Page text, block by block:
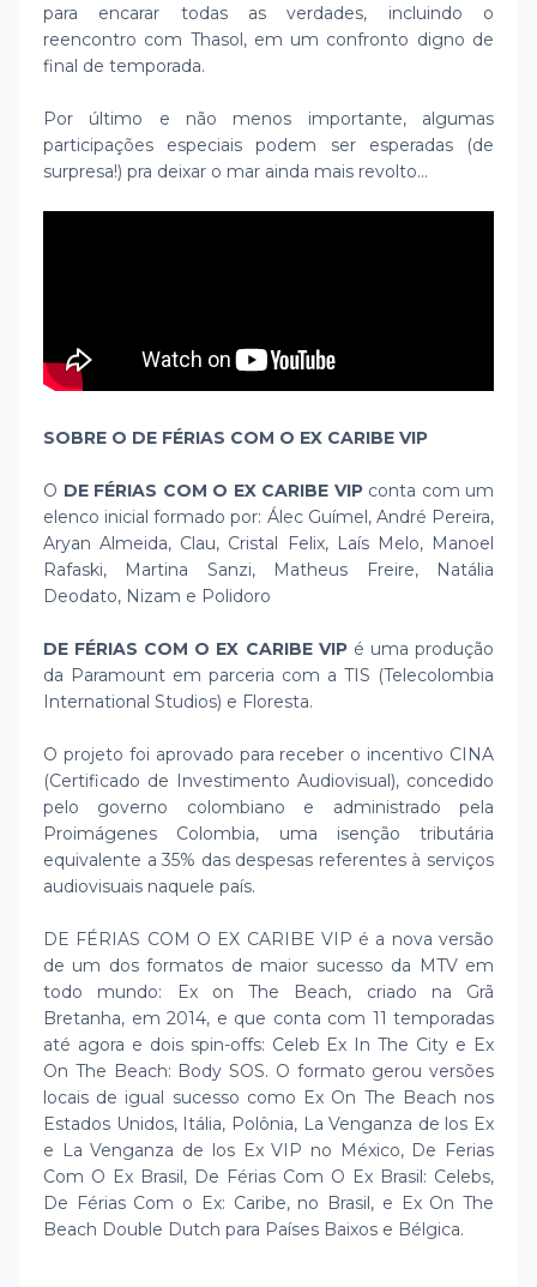
para encarar todas as verdades, incluindo o
reencontro com Thasol, em um confronto digno de
final de temporada.
Por último e não menos importante, algumas
participações especiais podem ser esperadas (de
surpresa!) pra deixar o mar ainda mais revolto...
SOBRE O DE FÉRIAS COM O EX CARIBE VIP
O DE FÉRIAS COM O EX CARIBE VIPconta com um
elenco inicial formado por: Álec Guímel, André Pereira,
Aryan Almeida, Clau, Cristal Felix, Laís Melo, Manoel
Rafaski, Martina Sanzi, Matheus Freire, Natália
Deodato, Nizam e Polidoro
DE FÉRIAS COM O EX CARIBE VIPé uma produção
da Paramount em parceria com a TIS (Telecolombia
International Studios) e Floresta.
O projeto foi aprovado para receber o incentivo CINA
(Certificado de Investimento Audiovisual), concedido
pelo governo colombiano e administrado pela
Proimágenes Colombia, uma isenção tributária
equivalente a 35% das despesas referentes à serviços
audiovisuais naquele país.
DE FÉRIAS COM O EX CARIBE VIP é a nova versão
de um dos formatos de maior sucesso da MTV em
todo mundo: Ex on The Beach, criado na Grã
Bretanha, em 2014, e que conta com 11 temporadas
até agora e dois spin-offs: Celeb Ex In The City e Ex
On The Beach: Body SOS. O formato gerou versões
locais de igual sucesso como Ex On The Beach nos
Estados Unidos, Itália, Polônia, La Venganza de los Ex
e La Venganza de los Ex VIP no México, De Ferias
Com O Ex Brasil, De Férias Com O Ex Brasil: Celebs,
De Férias Com o Ex: Caribe, no Brasil, e Ex On The
Beach Double Dutch para Países Baixos e Bélgica.